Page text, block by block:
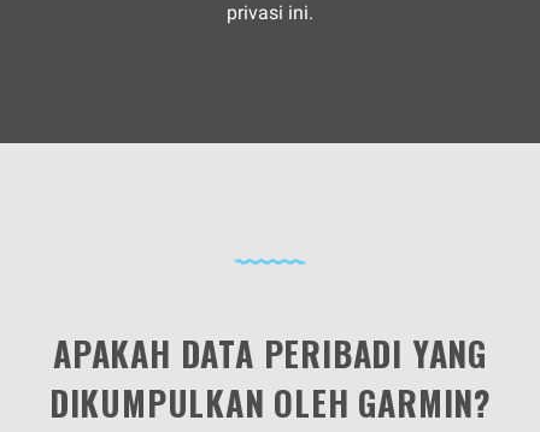
privasi ini.
APAKAH DATA PERIBADI YANG
DIKUMPULKAN OLEH GARMIN?